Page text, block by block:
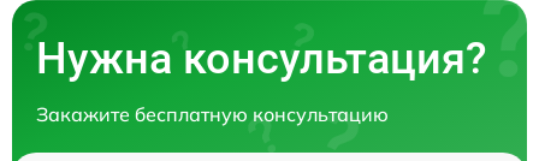
Нужна консультация?
Закажите бесплатную консультацию